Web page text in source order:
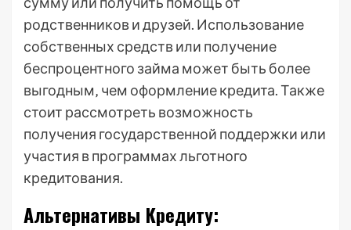
родственников и друзей. Использование
собственных средств или получение
беспроцентного займа может быть более
выгодным‚ чем оформление кредита. Также
стоит рассмотреть возможность
получения государственной поддержки или
участия в программах льготного
кредитования.
Альтернативы Кредиту: